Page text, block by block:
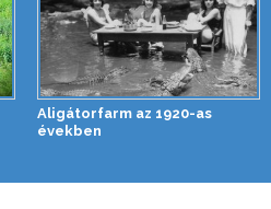
Aligátorfarm az 1920-as
években